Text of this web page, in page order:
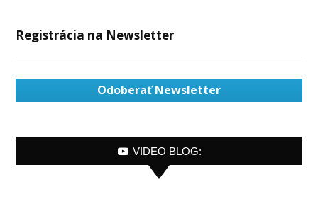
Registrácia na Newsletter
Odoberať Newsletter
VIDEO BLOG: